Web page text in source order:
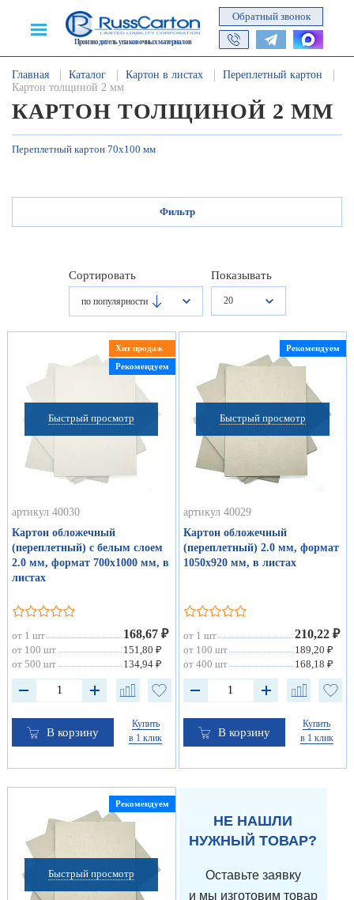
Производитель упаковочных материалов
Обратный звонок
Главная Каталог Картон в листах
Переплетный картон
Картон толщиной 2 мм
КАРТОН ТОЛЩИНОЙ 2 ММ
Переплетный картон 70х100 мм
Фильтр
Сортировать
по популярности
Показывать
20
Быстрый просмотр
Хит продаж
Рекомендуем
артикул 40030
Картон обложечный
(переплетный) с белым слоем
2.0 мм, формат 700х1000 мм, в
листах
от 1 шт 168,67 ₽
от 100 шт
151,80 ₽
от 500 шт
134,94 ₽
В корзину
Купить
в 1 клик
Быстрый просмотр
Рекомендуем
артикул 40029
Картон обложечный
(переплетный) 2.0 мм, формат
1050х920 мм, в листах
от 1 шт 210,22 ₽
от 100 шт
189,20 ₽
от 400 шт
168,18 ₽
В корзину
Купить
в 1 клик
Быстрый просмотр
Рекомендуем
НЕ НАШЛИ
НУЖНЫЙ ТОВАР?
Оставьте заявку
и мы изготовим товар